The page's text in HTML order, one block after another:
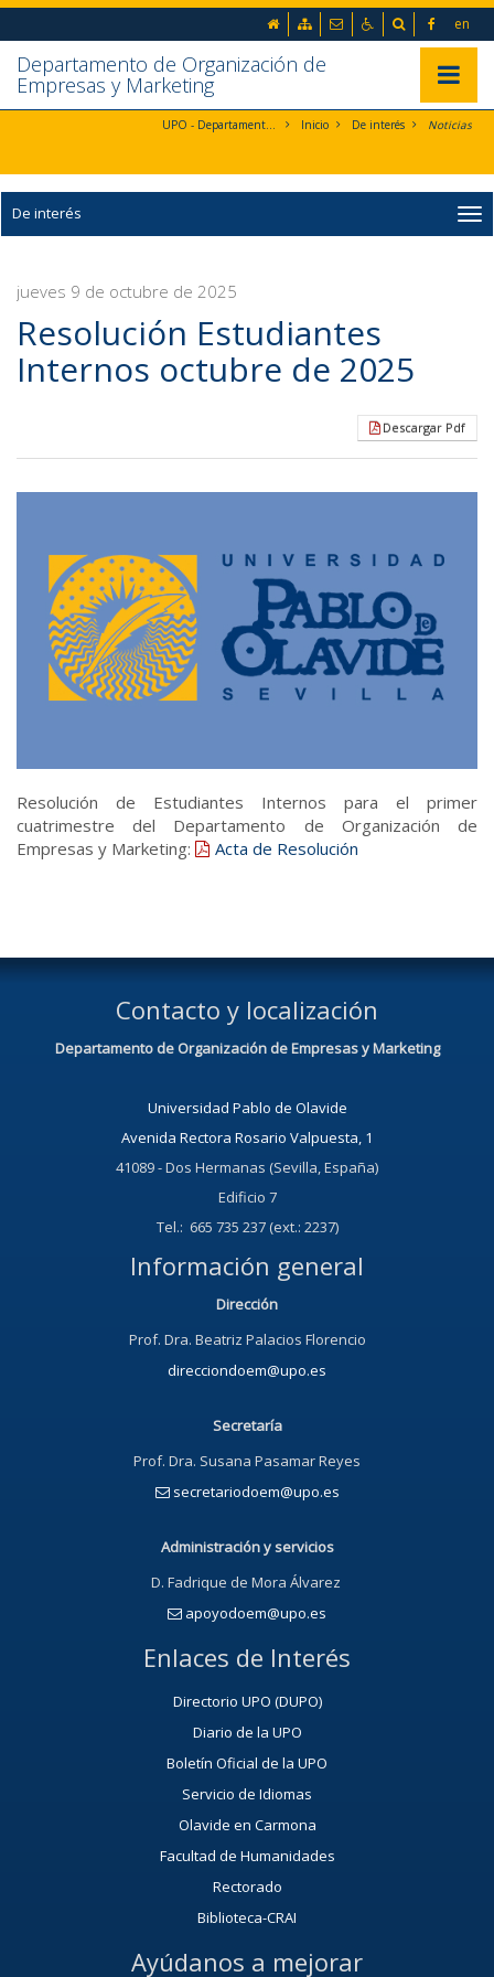
Ir al contenido principal de la página (alt + s)
Ir a la cabecera de la página (alt + c)
Ir al pie de la página (alt + p)
Ir al menú principal (alt + u)
en
Inicio Mapa webContactoAccesibilidad
Buscador
Departamento de Organización de
Empresas y Marketing
UPO - Departamento de Organización de Empresas y Marketing Inicio De interés Noticias
De interés
jueves 9 de octubre de 2025
Resolución Estudiantes
Internos octubre de 2025
Descargar Pdf
Resolución de Estudiantes Internos para el primer
cuatrimestre del Departamento de Organización de
Empresas y Marketing:
Acta de Resolución
Contacto y localización
Departamento de Organización de Empresas y Marketing
Universidad Pablo de Olavide
Avenida Rectora Rosario Valpuesta, 1
41089 - Dos Hermanas (Sevilla, España)
Edificio 7
Tel.: 665 735 237 (ext.: 2237)
Información general
Dirección
Prof. Dra. Beatriz Palacios Florencio
direcciondoem@upo.es
Secretaría
Prof. Dra. Susana Pasamar Reyes
secretariodoem@upo.es
Administración y servicios
D. Fadrique de Mora Álvarez
apoyodoem@upo.es
Enlaces de Interés
Directorio UPO (DUPO)
Diario de la UPO
Boletín Oficial de la UPO
Servicio de Idiomas
Olavide en Carmona
Facultad de Humanidades
Rectorado
Biblioteca-CRAI
Ayúdanos a mejorar